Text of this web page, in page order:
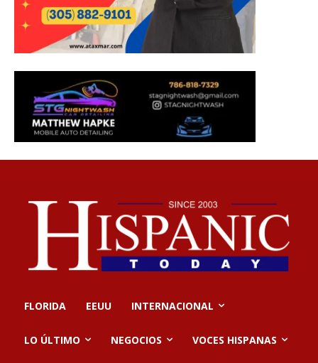
FLORIDA EEUU INTERNACIONAL
LO ÚLTIMO NEGOCIOS VOCES HISPANAS